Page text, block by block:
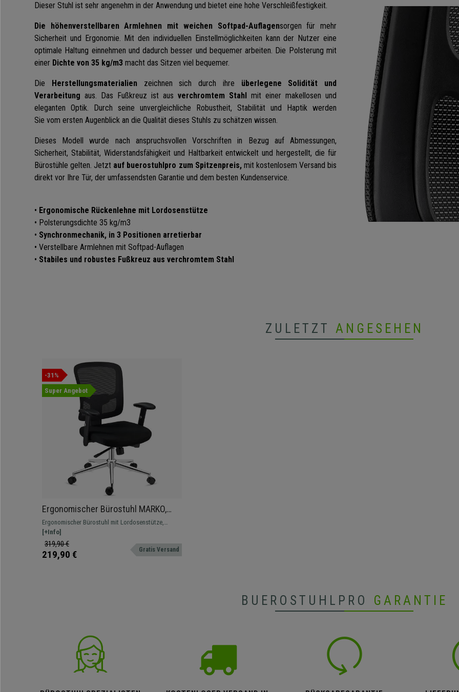
Dieser Stuhl ist sehr angenehm in der Anwendung und bietet eine hohe Verschleißfestigkeit.
Die höhenverstellbaren Armlehnen mit weichen Softpad-Auflagensorgen für mehr
Sicherheit und Ergonomie. Mit den individuellen Einstellmöglichkeiten kann der Nutzer eine
optimale Haltung einnehmen und dadurch besser und bequemer arbeiten. Die Polsterung mit
einer Dichte von 35 kg/m3 macht das Sitzen viel bequemer.
Die Herstellungsmaterialienzeichnen sich durch ihre überlegene Solidität und
Verarbeitung aus. Das Fußkreuz ist aus verchromtem Stahl mit einer makellosen und
eleganten Optik. Durch seine unvergleichliche Robustheit, Stabilität und Haptik werden
Sie vom ersten Augenblick an die Qualität dieses Stuhls zu schätzen wissen.
Dieses Modell wurde nach anspruchsvollen Vorschriften in Bezug auf Abmessungen,
Sicherheit, Stabilität, Widerstandsfähigkeit und Haltbarkeit entwickelt und hergestellt, die für
Bürostühle gelten. Jetzt auf buerostuhlpro zum Spitzenpreis,mit kostenlosem Versand bis
direkt vor Ihre Tür, der umfassendsten Garantie und dem besten Kundenservice.
• Ergonomische Rückenlehne mit Lordosenstütze
• Polsterungsdichte 35 kg/m3
• Synchronmechanik, in 3 Positionen arretierbar
• Verstellbare Armlehnen mit Softpad-Auflagen
• Stabiles und robustes Fußkreuz aus verchromtem Stahl
ZULETZT ANGESEHEN
-31%
Super Angebot
Ergonomischer Bürostuhl MARKO,
Lordosenstütze, Synchronmechanik,
Farbe Schwarz
Ergonomischer Bürostuhl mit Lordosenstütze,
hochwertige Materialien, Metallstruktur und
atmungsaktiver Netzbezug.
[+Info]
319,90 €
219,90 € Gratis Versand
BUEROSTUHLPRO GARANTIE